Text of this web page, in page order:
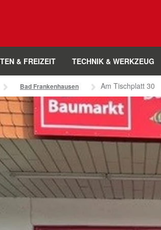
& FREIZEIT TECHNIK & WERKZEUG
Bad Frankenhausen Am Tischplatt 30